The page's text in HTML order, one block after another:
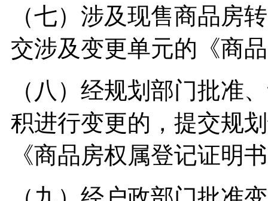
（七）涉及现售商品房
交涉及变更单元的《商
（八）经规划部门批准
积进行变更的，提交规
《商品房权属登记证明